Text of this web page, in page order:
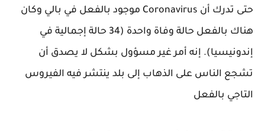
حتى تدرك أن Coronavirus موجود بالفعل في بالي وكان
هناك بالفعل حالة وفاة واحدة (34 حالة إجمالية في
إندونيسيا). إنه أمر غير مسؤول بشكل لا يصدق أن
تشجع الناس على الذهاب إلى بلد ينتشر فيه الفيروس
التاجي بالفعل